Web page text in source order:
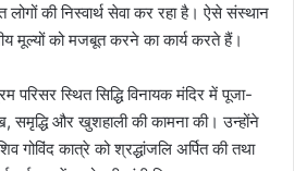
की निस्वार्थ सेवा कर रहा है। ऐसे संस्थान
मूल्यों को मजबूत करने का कार्य करते हैं।
परिसर स्थित सिद्धि विनायक मंदिर में पूजा-
समृद्धि और खुशहाली की कामना की। उन्होंने
गोविंद कात्रे को श्रद्धांजलि अर्पित की तथा